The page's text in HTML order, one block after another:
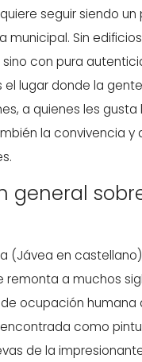
seguir siendo un
municipal. Sin
con pura
el lugar donde la
a quienes les gusta
la convivencia y
general
(Jávea en
remonta a muchos
ocupación humana
encontrada como
de la